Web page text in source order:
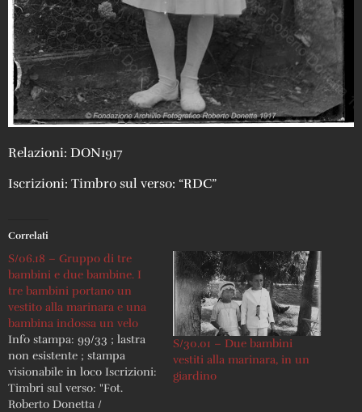
Relazioni: DON1917
Iscrizioni: Timbro sul verso: “RDC”
Correlati
S/06.18 – Gruppo di tre
bambini e due bambine. I
tre bambini portano un
vestito alla marinara e una
bambina indossa un velo
Info stampa: 99/33 ; lastra
non esistente ; stampa
visionabile in loco Iscrizioni:
Timbri sul verso: "Fot.
Roberto Donetta /
S/30.01 – Due bambini
vestiti alla marinara, in un
giardino